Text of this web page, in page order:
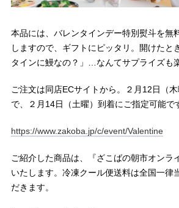
本品には、バレンタインデー特別熨斗を無
しますので、ギフトにピッタリ。開けた
タインに鰻なの？」…なんてサプライズも
ご注文は同店ECサイトから。２月12日（
で、２月14日（土曜）到着にご指定可能で
https://www.zakoba.jp/c/event/Valentine
ご紹介した商品は、『ざこばの朝市オンラ
いたします。冷凍クール便送料は全国一律
だきます。